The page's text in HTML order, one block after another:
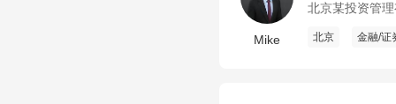
Mike
北京某投资管
北京 金融/证